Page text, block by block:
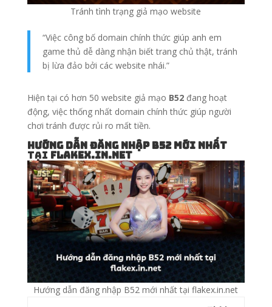
Tránh tình trạng giả mạo website
“Việc công bố domain chính thức giúp anh em
game thủ dễ dàng nhận biết trang chủ thật, tránh
bị lừa đảo bởi các website nhái.”
Hiện tại có hơn 50 website giả mạo B52đang hoạt
động, việc thống nhất domain chính thức giúp người
chơi tránh được rủi ro mất tiền.
Hướng dẫn đăng nhập B52 mới nhất
tại flakex.in.net
Hướng dẫn đăng nhập B52 mới nhất tại flakex.in.net